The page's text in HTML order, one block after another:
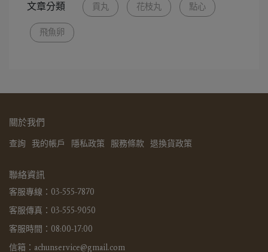
文章分類 貢丸 花枝丸 點心
飛魚卵
關於我們
查詢 我的帳戶 隱私政策 服務條款 退換貨政策
聯絡資訊
客服專線：03-555-7870
客服傳真：03-555-9050
客服時間：08:00-17:00
信箱：achunservice@gmail.com